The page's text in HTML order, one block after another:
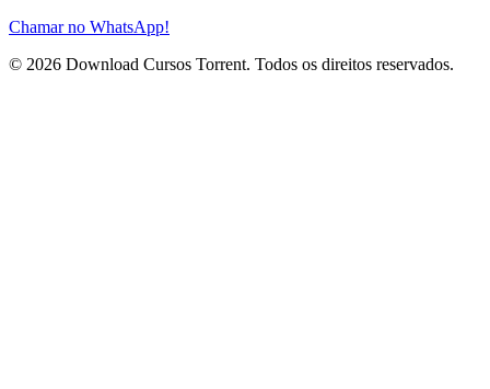
Chamar no WhatsApp!
© 2026 Download Cursos Torrent. Todos os direitos reservados.